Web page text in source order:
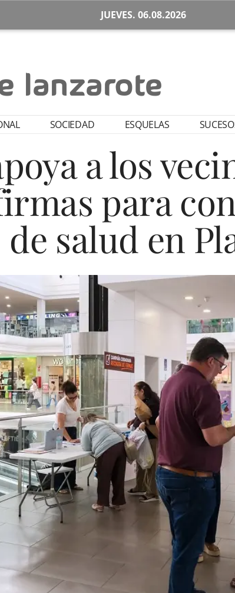
JUEVES. 06.08.2026
SOCIEDAD ESQUELAS
a los
para
salud en